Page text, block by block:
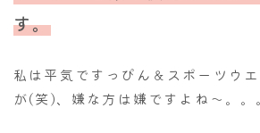
す。
私は平気ですっぴん＆スポーツウ
が(笑)、嫌な方は嫌ですよね～。